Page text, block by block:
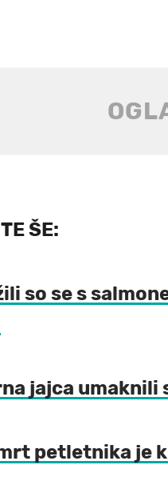
ŠE:
so se s
jajca umaknili
petletnika je